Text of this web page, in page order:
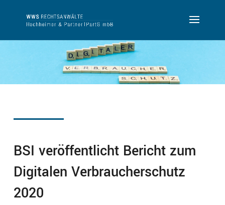
BSI veröffentlicht Bericht zum
Digitalen Verbraucherschutz
2020